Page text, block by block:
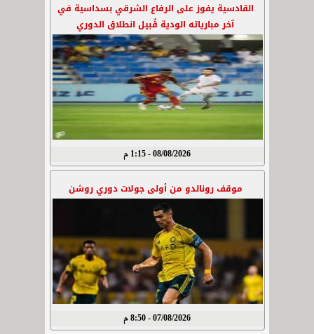
القادسية يفوز على الرفاع الشرقي بسداسية في
آخر مبارياته الودية قُبيل انطلاق الدوري
08/08/2026 - 1:15 م
موقف رونالدو من أولى جولات دوري روشن
07/08/2026 - 8:50 م